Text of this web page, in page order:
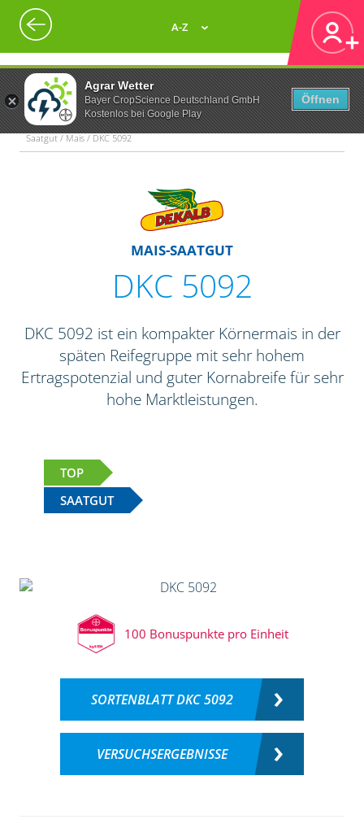
Agrar Wetter
Bayer CropScience Deutschland GmbH
Kostenlos bei Google Play
Öffnen
A-Z
Saatgut / Mais / DKC 5092
MAIS-SAATGUT
DKC 5092
DKC 5092 ist ein kompakter Körnermais in der
späten Reifegruppe mit sehr hohem
Ertragspotenzial und guter Kornabreife für sehr
hohe Marktleistungen.
TOP
SAATGUT
100 Bonuspunkte pro Einheit
SORTENBLATT DKC 5092
VERSUCHSERGEBNISSE